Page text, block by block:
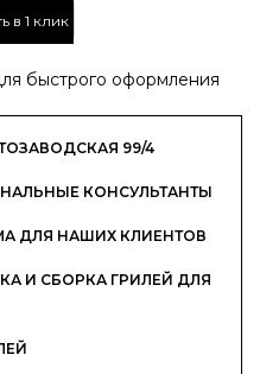
в 1 клик
быстрого оформления
99/4
КОНСУЛЬТАНТЫ
ДЛЯ НАШИХ КЛИЕНТОВ
И СБОРКА ГРИЛЕЙ ДЛЯ